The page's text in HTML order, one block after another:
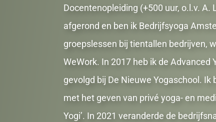
Docentenopleiding (+500 uur, o.l.v. A.
afgerond en ben ik Bedrijfsyoga
groepslessen bij tientallen bedrijven,
WeWork. In 2017 heb ik de Advanced
gevolgd bij De Nieuwe Yogaschool. Ik
met het geven van privé yoga- en
Yogi’. In 2021 veranderde de